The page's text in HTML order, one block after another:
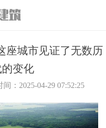
座城市见证了无数历
变化
间：2025-04-29 07:52:25